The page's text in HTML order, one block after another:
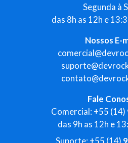
Segunda à
das 8h as 12h e
Nossos E-
Fale
Comercial: +55 (14)
das 9h as 12h e
Suporte: +55 (14)